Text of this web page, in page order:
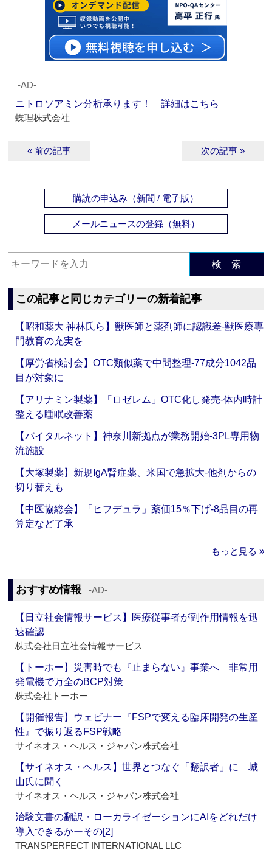
‐AD‐
ニトロソアミン分析承ります！ 詳細はこちら
蝶理株式会社
« 前の記事 次の記事 »
購読の申込み（新聞 / 電子版）
メールニュースの登録（無料）
検 索
この記事と同じカテゴリーの新着記事
【昭和薬大 神林氏ら】獣医師と薬剤師に認識差‐獣医療専
門教育の充実を
【厚労省検討会】OTC類似薬で中間整理‐77成分1042品
目が対象に
【アリナミン製薬】「ロゼレム」OTC化し発売‐体内時計
整える睡眠改善薬
【バイタルネット】神奈川新拠点が業務開始‐3PL専用物
流施設
【大塚製薬】新規IgA腎症薬、米国で急拡大‐他剤からの
切り替えも
【中医協総会】「ヒフデュラ」薬価15％下げ‐8品目の再
算定など了承
もっと見る »
おすすめ情報 ‐AD‐
【日立社会情報サービス】医療従事者が副作用情報を迅
速確認
株式会社日立社会情報サービス
【トーホー】災害時でも『止まらない』事業へ 非常用
発電機で万全のBCP対策
株式会社トーホー
【開催報告】ウェビナー『FSPで変える臨床開発の生産
性』で振り返るFSP戦略
サイネオス・ヘルス・ジャパン株式会社
【サイネオス・ヘルス】世界とつなぐ「翻訳者」に 城
山氏に聞く
サイネオス・ヘルス・ジャパン株式会社
治験文書の翻訳・ローカライゼーションにAIをどれだけ
導入できるかーその[2]
TRANSPERFECT INTERNATIONAL LLC